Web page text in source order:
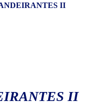
II
II